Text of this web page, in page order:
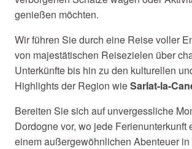
genießen möchten.
Wir führen Sie durch eine Reise voller
von majestätischen Reisezielen über
Unterkünfte bis hin zu den kulturellen
Highlights der Region wieSarlat-la-
Bereiten Sie sich auf unvergessliche
Dordogne vor, wo jede Ferienunterkunft
einem außergewöhnlichen Abenteuer